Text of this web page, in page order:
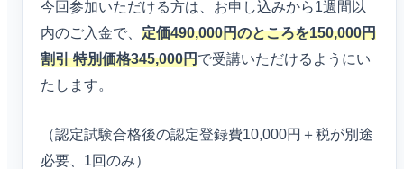
今回参加いただける方は、お申し込みから1週間以
内のご入金で、 定価490,000円のところを150,000円
割引 特別価格345,000円で受講いただけるようにい
たします。
（認定試験合格後の認定登録費10,000円＋税が別途
必要、1回のみ）